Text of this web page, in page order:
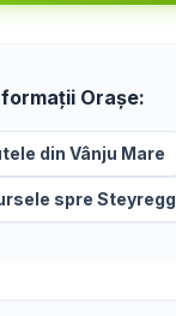
Orașe:
din Vânju Mare
spre Steyregg